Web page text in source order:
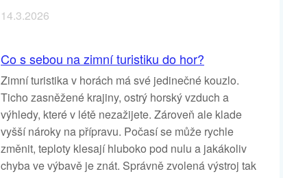
14.3.2026
Co s sebou na zimní turistiku do hor?
Zimní turistika v horách má své jedinečné kouzlo.
Ticho zasněžené krajiny, ostrý horský vzduch a
výhledy, které v létě nezažijete. Zároveň ale klade
vyšší nároky na přípravu. Počasí se může rychle
změnit, teploty klesají hluboko pod nulu a jakákoliv
chyba ve výbavě je znát. Správně zvolená výstroj tak